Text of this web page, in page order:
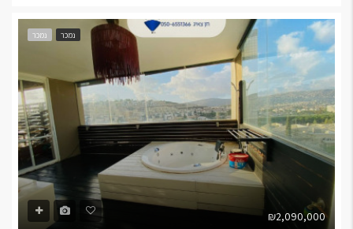
נמכר נמכר
₪2,090,000